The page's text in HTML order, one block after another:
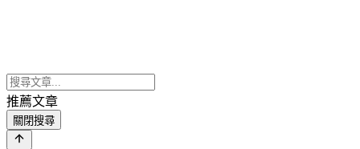
推薦文章
關閉搜尋